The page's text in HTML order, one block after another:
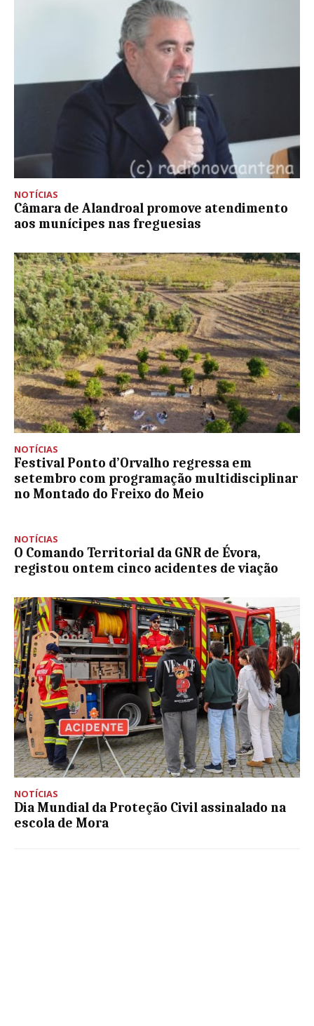
NOTÍCIAS
Câmara de Alandroal promove atendimento
aos munícipes nas freguesias
NOTÍCIAS
Festival Ponto d’Orvalho regressa em
setembro com programação multidisciplinar
no Montado do Freixo do Meio
NOTÍCIAS
O Comando Territorial da GNR de Évora,
registou ontem cinco acidentes de viação
NOTÍCIAS
Dia Mundial da Proteção Civil assinalado na
escola de Mora